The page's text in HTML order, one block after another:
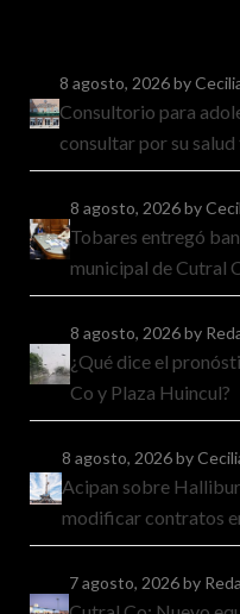
8 agosto, 2026by
Consultorio para
consultar por su
8 agosto, 2026by
Tobares entregó
municipal de Cutral
8 agosto, 2026by
¿Qué dice el
Co y Plaza Huincul?
8 agosto, 2026by
Acipan sobre
modificar contratos
7 agosto, 2026by